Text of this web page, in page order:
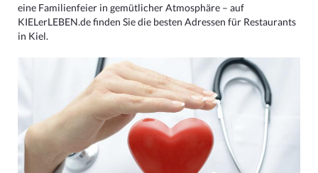
eine Familienfeier in gemütlicher Atmosphäre – auf
KIELerLEBEN.de finden Sie die besten Adressen für Restaurants
in Kiel.